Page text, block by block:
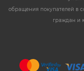
обращения покупателей в
граждан и